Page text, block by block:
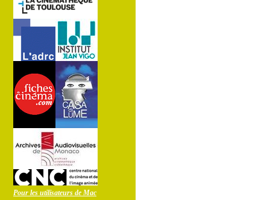
Pour les utilisateurs de Mac